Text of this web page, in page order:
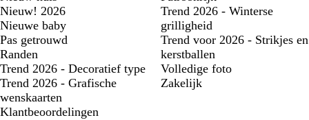
Nieuw! 2026
Nieuwe baby
Pas getrouwd
Randen
Trend 2026 - Decoratief type
Trend 2026 - Grafische
wenskaarten
Trend 2026 - Winterse
grilligheid
Trend voor 2026 - Strikjes en
kerstballen
Volledige foto
Zakelijk
Klantbeoordelingen